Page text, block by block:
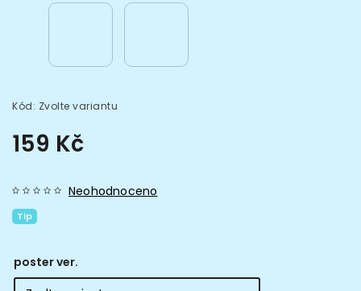
Kód: Zvolte variantu
159 Kč
Tip
Neohodnoceno
poster ver.